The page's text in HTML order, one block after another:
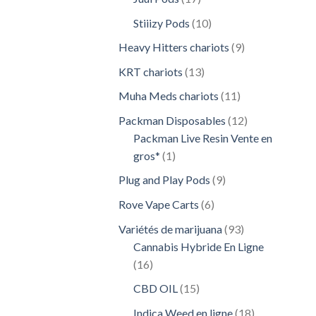
Stiiizy Pods 1010
Heavy Hitters chariots 99
KRT chariots 1313
Muha Meds chariots 1111
Packman Disposables 1212
produits
Packman Live Resin Vente en
gros* 11
Plug and Play Pods 99
Rove Vape Carts 66
Variétés de marijuana 9393
produits
Cannabis Hybride En Ligne
1616
CBD OIL 1515
Indica Weed en ligne 1818